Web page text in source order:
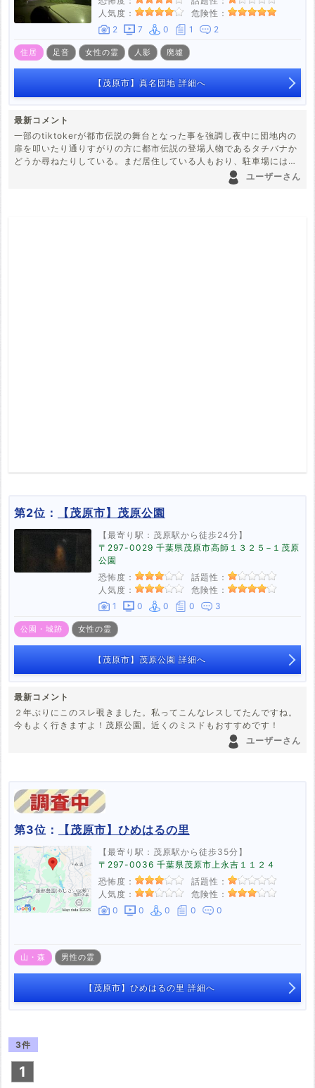
人気度：
危険性：
2
7 0 1 2
住居 足音 女性の霊 人影 廃墟
【茂原市】真名団地 詳細へ
最新コメント
一部のtiktokerが都市伝説の舞台となった事を強調し夜中に団地内の
扉を叩いたり通りすがりの方に都市伝説の登場人物であるタチバナか
どうか尋ねたりしている。まだ居住している人もおり、駐車場には車
が止まってはいるが、お構いなしの迷惑行為を繰り返している。団地
ユーザーさん
第2位： 【茂原市】茂原公園
【最寄り駅：茂原駅から徒歩24分】
〒297-0029 千葉県茂原市高師１３２５−１茂原
公園
恐怖度：
話題性：
人気度：
危険性：
1
0 0 0 3
公園・城跡 女性の霊
【茂原市】茂原公園 詳細へ
最新コメント
２年ぶりにこのスレ覗きました。私ってこんなレスしてたんですね。
今もよく行きますよ！茂原公園。近くのミスドもおすすめです！
ユーザーさん
第3位： 【茂原市】ひめはるの里
【最寄り駅：茂原駅から徒歩35分】
〒297-0036 千葉県茂原市上永吉１１２４
恐怖度：
話題性：
人気度：
危険性：
0
0 0 0 0
山・森 男性の霊
【茂原市】ひめはるの里 詳細へ
3件
1